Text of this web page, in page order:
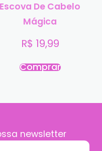
Escova De Cabelo
Mágica
R$ 19,99
Comprar
newsletter